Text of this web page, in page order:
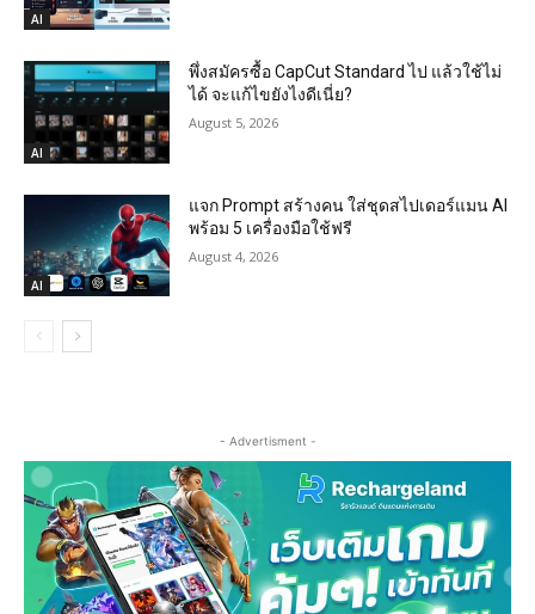
AI
AI
พึ่งสมัครซื้อ CapCut Standard ไป แล้วใช้ไม่
ได้ จะแก้ไขยังไงดีเนี่ย?
August 5, 2026
AI
แจก Prompt สร้างคน ใส่ชุดสไปเดอร์แมน AI
พร้อม 5 เครื่องมือใช้ฟรี
August 4, 2026
- Advertisment -